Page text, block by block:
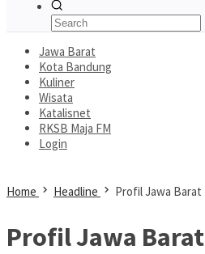
Jawa Barat
Kota Bandung
Kuliner
Wisata
Katalisnet
RKSB Maja FM
Login
Home Headline Profil Jawa Barat
Profil Jawa Barat